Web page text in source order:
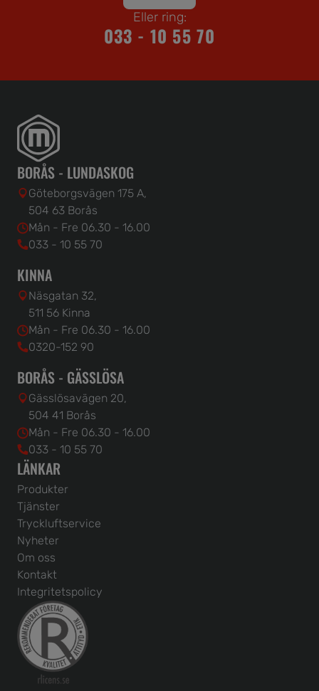
Eller ring:
033 - 10 55 70
BORÅS - LUNDASKOG
Göteborgsvägen 175 A,
504 63 Borås
Mån - Fre 06.30 - 16.00
033 - 10 55 70
KINNA
Näsgatan 32,
511 56 Kinna
Mån - Fre 06.30 - 16.00
0320-152 90
BORÅS - GÄSSLÖSA
Gässlösavägen 20,
504 41 Borås
Mån - Fre 06.30 - 16.00
033 - 10 55 70
LÄNKAR
Produkter
Tjänster
Tryckluftservice
Nyheter
Om oss
Kontakt
Integritetspolicy